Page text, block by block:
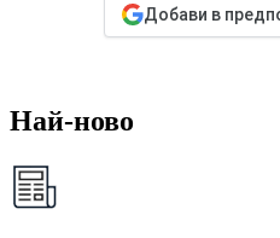
Добави в
Най-ново